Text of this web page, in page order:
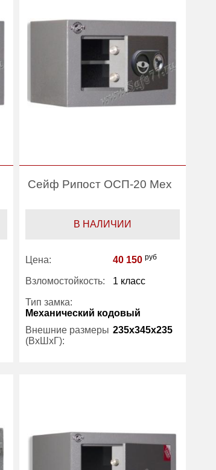
Сейф Рипост ОСП-20 Мех
В НАЛИЧИИ
Цена: 40 150 руб
Взломостойкость: 1 класс
Тип замка:
Механический кодовый
Внешние размеры
(ВхШхГ):
235x345x235